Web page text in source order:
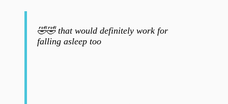
🤣🤣 that would definitely work for
falling asleep too